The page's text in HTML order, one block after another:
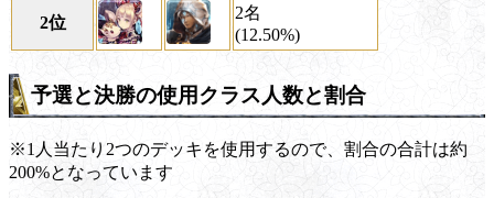
2位
2名
(12.50%)
予選と決勝の使用クラス人数と割合
※1人当たり2つのデッキを使用するので、割合の合計は約
200%となっています